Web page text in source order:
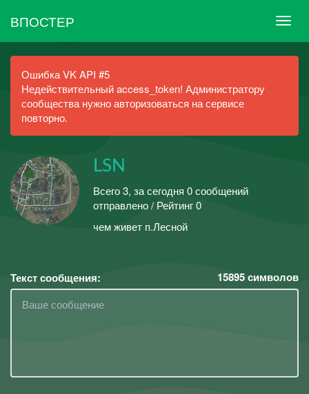
ВПОСТЕР
Ошибка VK API #5
Недействительный access_token! Администратору
сообщества нужно авторизоваться на сервисе
повторно.
LSN
Всего 3, за сегодня 0 сообщений
отправлено / Рейтинг 0
чем живет п.Лесной
Текст сообщения: 15895символов